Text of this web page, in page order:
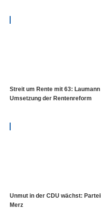
Streit um Rente mit 63:
Umsetzung der Rentenreform
Unmut in der CDU wächst:
Merz